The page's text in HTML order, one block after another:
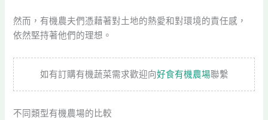
然而，有機農夫們憑藉著對土地的熱愛和對環境的責任感，
依然堅持著他們的理想。
如有訂購有機蔬菜需求歡迎向好食有機農場聯繫
不同類型有機農場的比較